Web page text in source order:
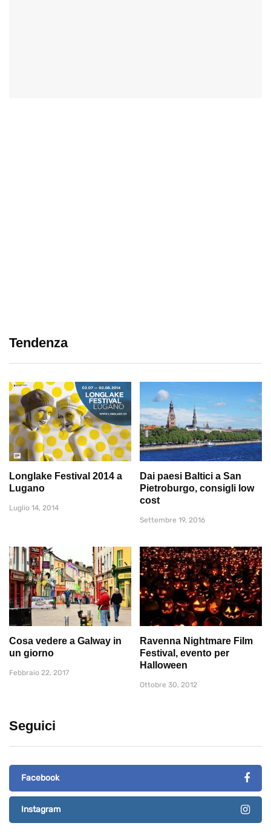
Tendenza
Longlake Festival 2014 a
Lugano
Luglio 14, 2014
Dai paesi Baltici a San
Pietroburgo, consigli low
cost
Settembre 19, 2016
Cosa vedere a Galway in
un giorno
Febbraio 22, 2017
Ravenna Nightmare Film
Festival, evento per
Halloween
Ottobre 30, 2012
Seguici
Facebook
Instagram